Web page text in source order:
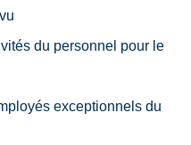
du personnel pour le
exceptionnels du